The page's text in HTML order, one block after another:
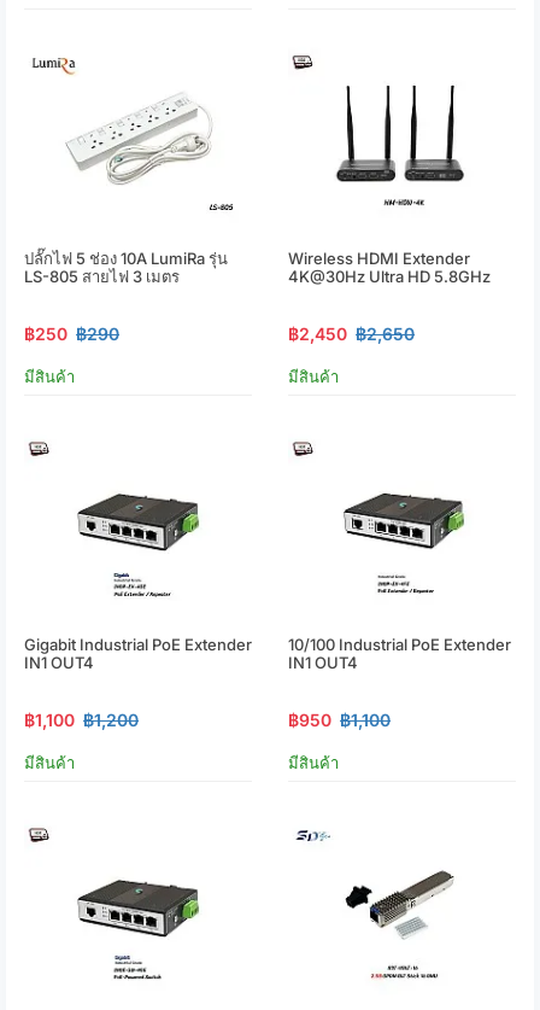
ปลั๊กไฟ 5 ช่อง 10A LumiRa รุ่น
LS-805 สายไฟ 3 เมตร
฿250 ฿290
มีสินค้า
Wireless HDMI Extender
4K@30Hz Ultra HD 5.8GHz
฿2,450 ฿2,650
มีสินค้า
Gigabit Industrial PoE Extender
IN1 OUT4
฿1,100 ฿1,200
มีสินค้า
10/100 Industrial PoE Extender
IN1 OUT4
฿950 ฿1,100
มีสินค้า